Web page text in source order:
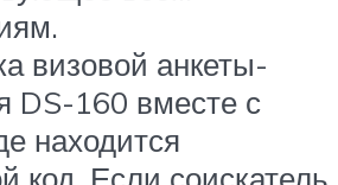
визовой анкеты-
DS-160 вместе с
находится
код. Если соискатель